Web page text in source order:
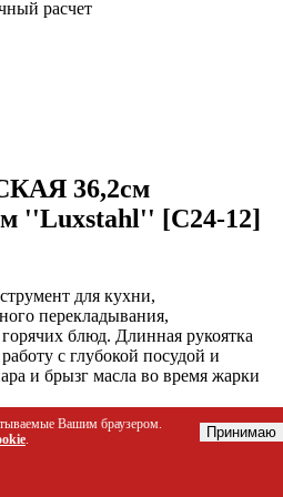
расчет
36,2см
''Luxstahl'' [C24-12]
для кухни,
перекладывания,
блюд. Длинная рукоятка
с глубокой посудой и
и брызг масла во время жарки
Вашим браузером.
. Принимаю